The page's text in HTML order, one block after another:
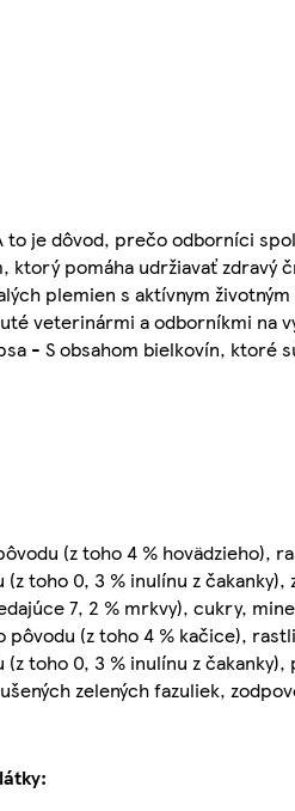
to je dôvod, prečo odborníci
ktorý pomáha udržiavať zdravý
plemien s aktívnym
veterinármi a odborníkmi na
- S obsahom bielkovín, ktoré
(z toho 4 % hovädzieho),
toho 0, 3 % inulínu z čakanky),
7, 2 % mrkvy), cukry,
(z toho 4 % kačice),
toho 0, 3 % inulínu z čakanky),
zelených fazuliek,